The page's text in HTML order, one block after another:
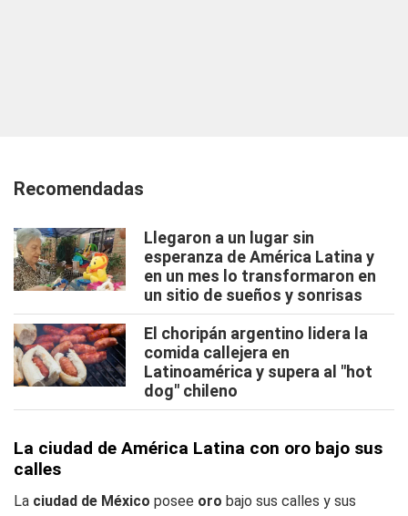
Recomendadas
Llegaron a un lugar sin
esperanza de América Latina y
en un mes lo transformaron en
un sitio de sueños y sonrisas
El choripán argentino lidera la
comida callejera en
Latinoamérica y supera al "hot
dog" chileno
La ciudad de América Latina con oro bajo sus
calles
La ciudad de México posee oro bajo sus calles y sus